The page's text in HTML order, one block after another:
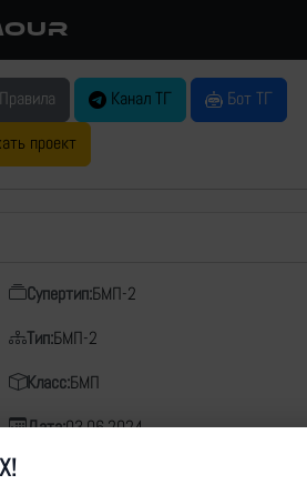
Правила Канал ТГ
Бот ТГ
проект
Супертип:БМП-2
Тип:БМП-2
Класс:БМП
Дата:03.06.2024